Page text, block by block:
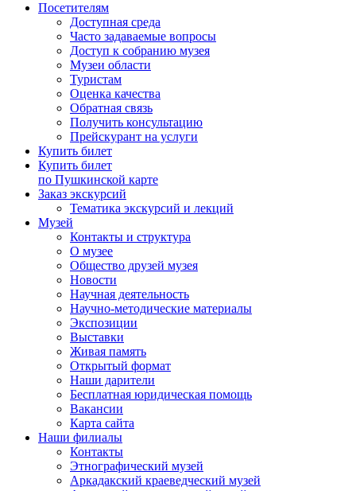
Посетителям
Доступная среда
Часто задаваемые вопросы
Доступ к собранию музея
Музеи области
Туристам
Оценка качества
Обратная связь
Получить консультацию
Прейскурант на услуги
Купить билет
Купить билет
по Пушкинской карте
Заказ экскурсий
Тематика экскурсий и лекций
Музей
Контакты и структура
О музее
Общество друзей музея
Новости
Научная деятельность
Научно-методические материалы
Экспозиции
Выставки
Живая память
Открытый формат
Наши дарители
Бесплатная юридическая помощь
Вакансии
Карта сайта
Наши филиалы
Контакты
Этнографический музей
Аркадакский краеведческий музей